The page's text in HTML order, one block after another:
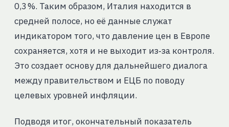
0,3 %. Таким образом, Италия находится в
средней полосе, но её данные служат
индикатором того, что давление цен в Европе
сохраняется, хотя и не выходит из‑за контроля.
Это создает основу для дальнейшего диалога
между правительством и ЕЦБ по поводу
целевых уровней инфляции.
Подводя итог, окончательный показатель